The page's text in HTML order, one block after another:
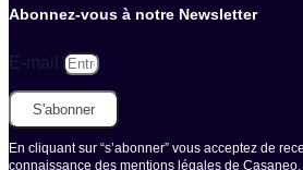
Abonnez-vous à notre Newsletter
E-mail
S'abonner
En cliquant sur “s’abonner” vous acceptez de
connaissance des mentions légales de Casaneo.